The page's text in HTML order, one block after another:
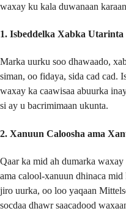
waxay ku kala duwanaan
1. Isbeddelka Xabka Utarinta
Marka uurku soo dhawaado,
siman, oo fidaya, sida cad cad.
waxay ka caawisaa abuurka
si ay u bacrimimaan ukunta.
2. Xanuun Caloosha ama
Qaar ka mid ah dumarka
ama calool-xanuun dhinaca
jiro uurka, oo loo yaqaan
socdaa dhawr saacadood